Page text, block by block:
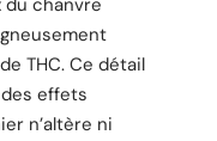
du chanvre
THC. Ce détail
des effets
n’altère ni